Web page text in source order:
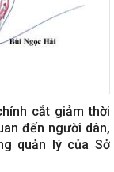
cắt giảm thời
đến người dân,
quản lý của Sở